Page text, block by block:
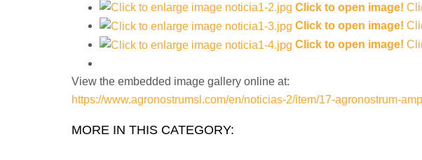
Click to open image!
Click to open image!
Click to open image!
View the embedded image gallery online at:
https://www.agronostrumsl.com/en/noticias-2/item/17-agronostrum-
MORE IN THIS CATEGORY: